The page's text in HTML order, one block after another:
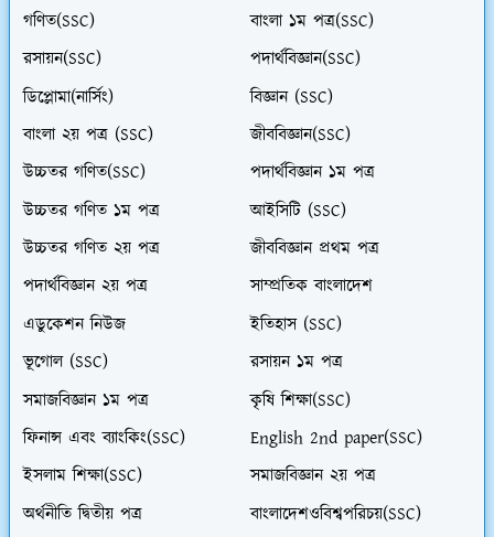
গণিত(SSC)
বাংলা ১ম পত্র(SSC)
রসায়ন(SSC)
পদার্থবিজ্ঞান(SSC)
ডিপ্লোমা(নার্সিং)
বিজ্ঞান (SSC)
বাংলা ২য় পত্র (SSC)
জীববিজ্ঞান(SSC)
উচ্চতর গণিত(SSC)
পদার্থবিজ্ঞান ১ম পত্র
উচ্চতর গণিত ১ম পত্র
আইসিটি (SSC)
উচ্চতর গণিত ২য় পত্র
জীববিজ্ঞান প্রথম পত্র
পদার্থবিজ্ঞান ২য় পত্র
সাম্প্রতিক বাংলাদেশ
এডুকেশন নিউজ
ইতিহাস (SSC)
ভূগোল (SSC)
রসায়ন ১ম পত্র
সমাজবিজ্ঞান ১ম পত্র
কৃষি শিক্ষা(SSC)
ফিনান্স এবং ব্যাংকিং(SSC)
English 2nd paper(SSC)
ইসলাম শিক্ষা(SSC)
সমাজবিজ্ঞান ২য় পত্র
অর্থনীতি দ্বিতীয় পত্র
বাংলাদেশওবিশ্বপরিচয়(SSC)